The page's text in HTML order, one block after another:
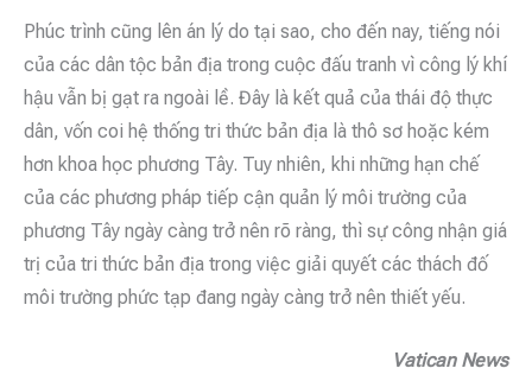
Phúc trình cũng lên án lý do tại sao, cho đến nay, tiếng nói
của các dân tộc bản địa trong cuộc đấu tranh vì công lý khí
hậu vẫn bị gạt ra ngoài lề. Đây là kết quả của thái độ thực
dân, vốn coi hệ thống tri thức bản địa là thô sơ hoặc kém
hơn khoa học phương Tây. Tuy nhiên, khi những hạn chế
của các phương pháp tiếp cận quản lý môi trường của
phương Tây ngày càng trở nên rõ ràng, thì sự công nhận giá
trị của tri thức bản địa trong việc giải quyết các thách đố
môi trường phức tạp đang ngày càng trở nên thiết yếu.
Vatican News